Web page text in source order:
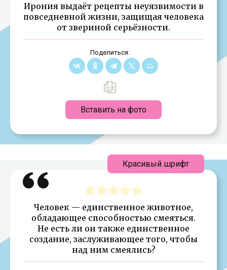
Ирония выдаёт рецепты неуязвимости в
повседневной жизни, защищая человека
от звериной серьёзности.
Поделиться:
Вставить на фото
Человек — единственное животное,
обладающее способностью смеяться.
Не есть ли он также единственное
создание, заслуживающее того, чтобы
над ним смеялись?
Красивый шрифт